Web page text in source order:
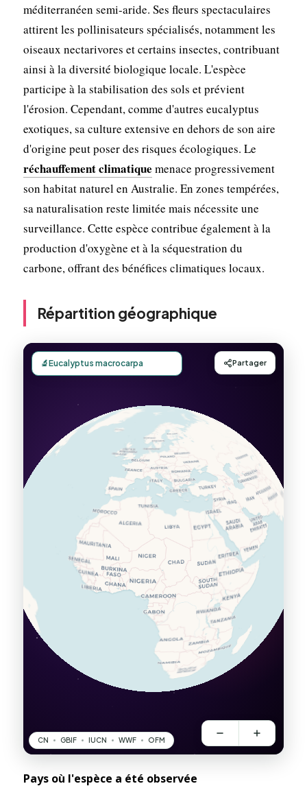
méditerranéen semi-aride. Ses fleurs spectaculaires
attirent les pollinisateurs spécialisés, notamment les
oiseaux nectarivores et certains insectes, contribuant
ainsi à la diversité biologique locale. L'espèce
participe à la stabilisation des sols et prévient
l'érosion. Cependant, comme d'autres eucalyptus
exotiques, sa culture extensive en dehors de son aire
d'origine peut poser des risques écologiques. Le
réchauffement climatique menace progressivement
son habitat naturel en Australie. En zones tempérées,
sa naturalisation reste limitée mais nécessite une
surveillance. Cette espèce contribue également à la
production d'oxygène et à la séquestration du
carbone, offrant des bénéfices climatiques locaux.
Répartition géographique
Pays où l'espèce a été observée